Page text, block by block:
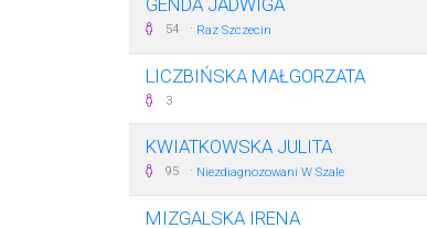
GENDA JADWIGA
54 · Raz Szczecin
LICZBIŃSKA MAŁGORZATA
3
KWIATKOWSKA JULITA
95 · Niezdiagnozowani W Szale
MIZGALSKA IRENA